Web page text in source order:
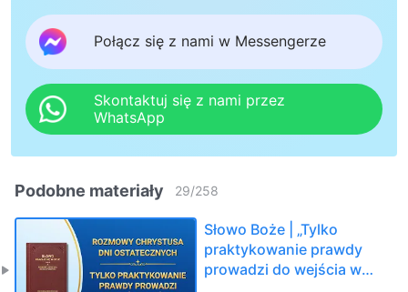
Połącz się z nami w Messengerze
Skontaktuj się z nami przez
WhatsApp
Podobne materiały 29/258
Słowo Boże | „Tylko
praktykowanie prawdy
prowadzi do wejścia w